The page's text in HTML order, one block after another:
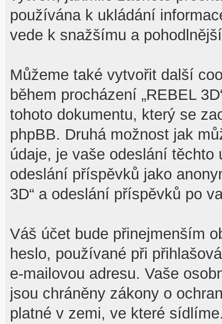
používána k ukládání
vede k snažšímu a
Můžeme také vytvořit další
během procházení „REBEL
tohoto dokumentu, který se
phpBB. Druhá možnost jak
údaje, je vaše odeslání těchto
odeslání příspěvků jako
3D“ a odeslání příspěvků po
Váš účet bude přinejmenším
heslo, používané při
e-mailovou adresu. Vaše
jsou chráněny zákony o
platné v zemi, ve které